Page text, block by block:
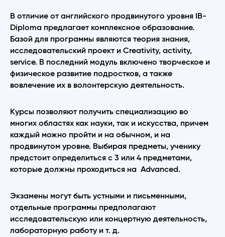
В отличие от английского продвинутого уровня IB-
Diploma предлагает комплексное образование.
Базой для программы являются теория знания,
исследовательский проект и Creativity, activity,
service. В последний модуль включено творческое и
физическое развитие подростков, а также
вовлечение их в волонтерскую деятельность.
Курсы позволяют получить специализацию во
многих областях как науки, так и искусства, причем
каждый можно пройти и на обычном, и на
продвинутом уровне. Выбирая предметы, ученику
предстоит определиться с 3 или 4 предметами,
которые должны проходиться на Advanced.
Экзамены могут быть устными и письменными,
отдельные программы предполагают
исследовательскую или концертную деятельность,
лабораторную работу и т. д.